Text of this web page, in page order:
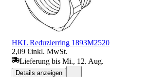
HKL Reduzierring 1893M2520
2,09 €inkl. MwSt.
Lieferung bis Mi., 12. Aug.
Details anzeigen